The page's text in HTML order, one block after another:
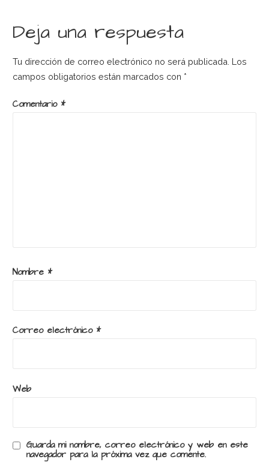
entradas
Deja una respuesta
Tu dirección de correo electrónico no será publicada. Los
campos obligatorios están marcados con *
Comentario *
Nombre *
Correo electrónico *
Web
Guarda mi nombre, correo electrónico y web en este
navegador para la próxima vez que comente.